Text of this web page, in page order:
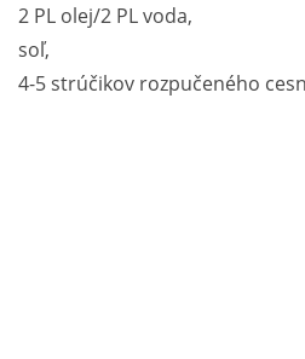
2 PL olej/2 PL voda,
soľ,
4-5 strúčikov rozpučeného